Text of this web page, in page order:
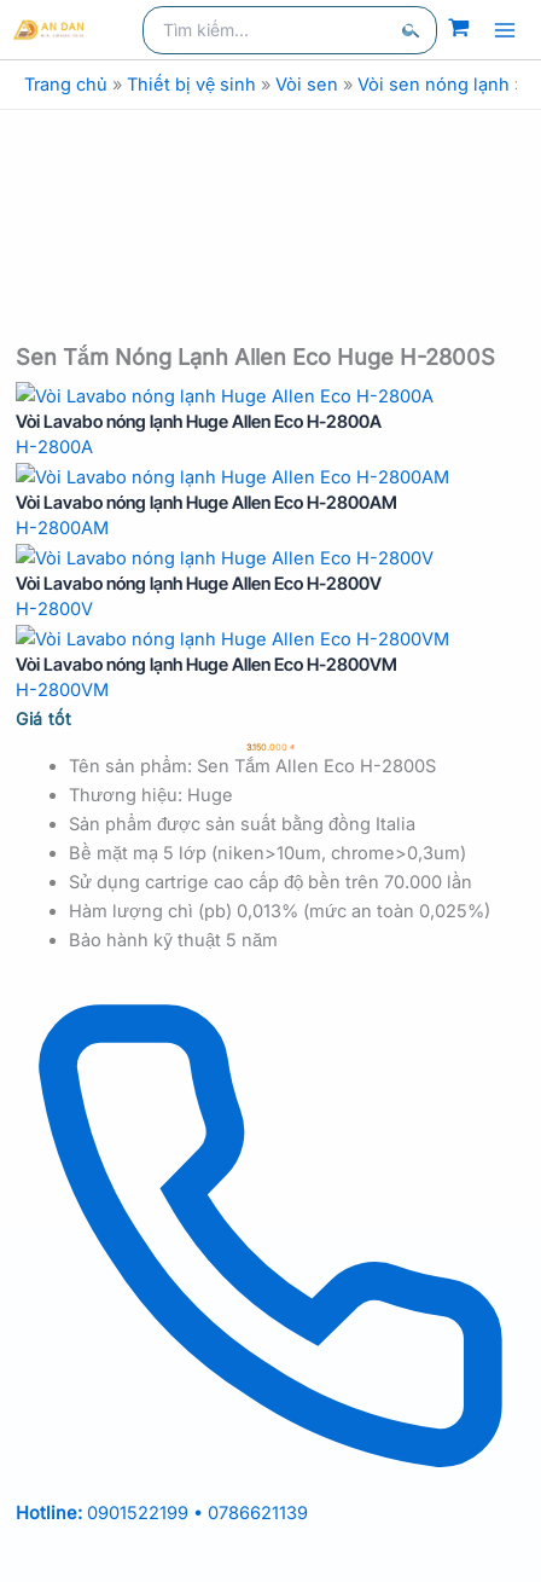
tới
Tìm
kiếm:
Tìm
kiếm
Trang chủ » Thiết bị vệ sinh » Vòi sen » Vòi sen nóng lạnh »
Sen Tắm Nóng Lạnh Allen Eco Huge H-2800S
Vòi Lavabo nóng lạnh Huge Allen Eco H-2800A
H-2800A
Vòi Lavabo nóng lạnh Huge Allen Eco H-2800AM
H-2800AM
Vòi Lavabo nóng lạnh Huge Allen Eco H-2800V
H-2800V
Vòi Lavabo nóng lạnh Huge Allen Eco H-2800VM
H-2800VM
Giá tốt
3.150.000₫
Tên sản phẩm: Sen Tắm Allen Eco H-2800S
Thương hiệu: Huge
Sản phẩm được sản suất bằng đồng Italia
Bề mặt mạ 5 lớp (niken>10um, chrome>0,3um)
Sử dụng cartrige cao cấp độ bền trên 70.000 lần
Hàm lượng chì (pb) 0,013% (mức an toàn 0,025%)
Bảo hành kỹ thuật 5 năm
Hotline: 0901522199 • 0786621139